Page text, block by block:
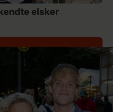
elsker